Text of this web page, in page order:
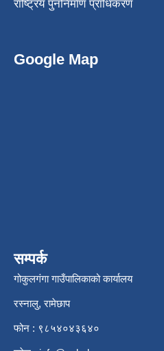
राष्ट्रिय पुननिर्माण प्राधिकरण
Google Map
सम्पर्क
गोकुलगंगा गाउँपालिकाको कार्यालय
रस्नालु, रामेछाप
फोन : ९८५४०४३६४०